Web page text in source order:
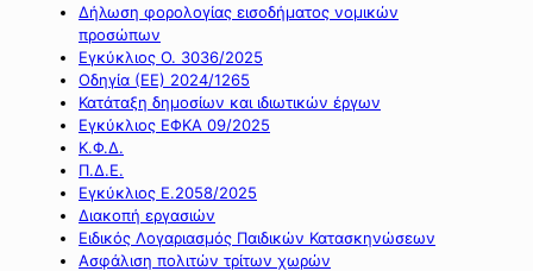
Δήλωση φορολογίας εισοδήματος νομικών
προσώπων
Εγκύκλιος Ο. 3036/2025
Οδηγία (ΕΕ) 2024/1265
Κατάταξη δημοσίων και ιδιωτικών έργων
Εγκύκλιος ΕΦΚΑ 09/2025
Κ.Φ.Δ.
Π.Δ.Ε.
Εγκύκλιος Ε.2058/2025
Διακοπή εργασιών
Ειδικός Λογαριασμός Παιδικών Κατασκηνώσεων
Ασφάλιση πολιτών τρίτων χωρών